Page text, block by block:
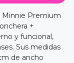
Minnie Premium
+
y funcional,
Sus medidas
de ancho